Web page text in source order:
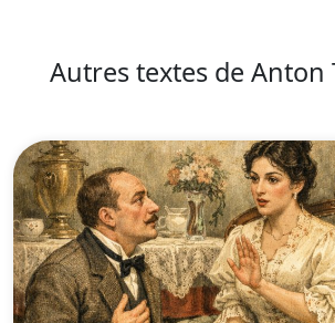
Autres textes de Anton